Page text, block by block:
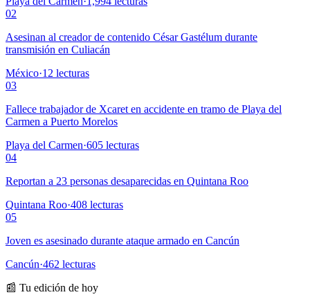
02
Asesinan al creador de contenido César Gastélum durante
transmisión en Culiacán
México·12 lecturas
03
Fallece trabajador de Xcaret en accidente en tramo de Playa del
Carmen a Puerto Morelos
Playa del Carmen·605 lecturas
04
Reportan a 23 personas desaparecidas en Quintana Roo
Quintana Roo·408 lecturas
05
Joven es asesinado durante ataque armado en Cancún
Cancún·462 lecturas
📰 Tu edición de hoy